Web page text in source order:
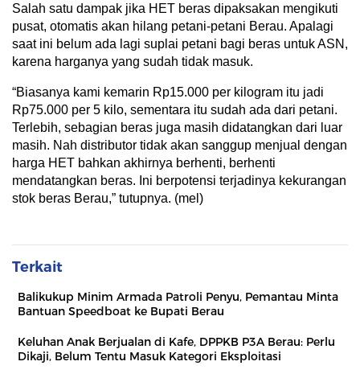
Salah satu dampak jika HET beras dipaksakan mengikuti
pusat, otomatis akan hilang petani-petani Berau. Apalagi
saat ini belum ada lagi suplai petani bagi beras untuk ASN,
karena harganya yang sudah tidak masuk.
“Biasanya kami kemarin Rp15.000 per kilogram itu jadi
Rp75.000 per 5 kilo, sementara itu sudah ada dari petani.
Terlebih, sebagian beras juga masih didatangkan dari luar
masih. Nah distributor tidak akan sanggup menjual dengan
harga HET bahkan akhirnya berhenti, berhenti
mendatangkan beras. Ini berpotensi terjadinya kekurangan
stok beras Berau,” tutupnya. (mel)
Terkait
Balikukup Minim Armada Patroli Penyu, Pemantau Minta
Bantuan Speedboat ke Bupati Berau
Keluhan Anak Berjualan di Kafe, DPPKB P3A Berau: Perlu
Dikaji, Belum Tentu Masuk Kategori Eksploitasi